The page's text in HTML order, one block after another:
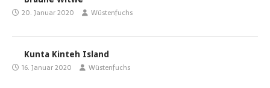
20. Januar 2020 Wüstenfuchs
Kunta Kinteh Island
16. Januar 2020 Wüstenfuchs